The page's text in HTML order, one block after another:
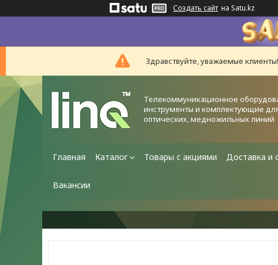
Создать сайт на Satu.kz
Здравствуйте, уважаемые
Телекоммуникационное
инструменты и комплектующие
оптических, медножильных линий
Главная Каталог Товары с акциями Доставка и
Вакансии